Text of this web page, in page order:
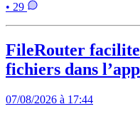
• 29
FileRouter
fichiers dans
07/08/2026 à 17:44